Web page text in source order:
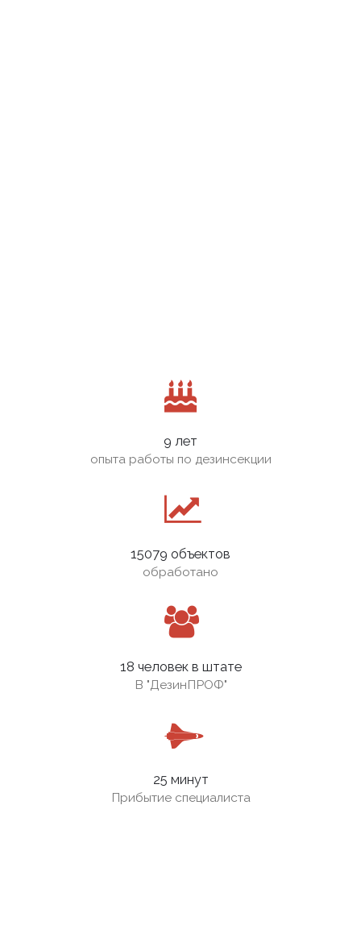
9 лет
опыта работы по дезинсекции
15079 объектов
обработано
18 человек в штате
В "ДезинПРОФ"
25 минут
Прибытие специалиста